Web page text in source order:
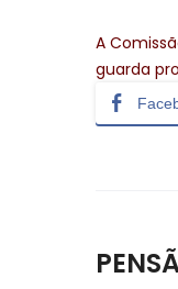
A
guarda